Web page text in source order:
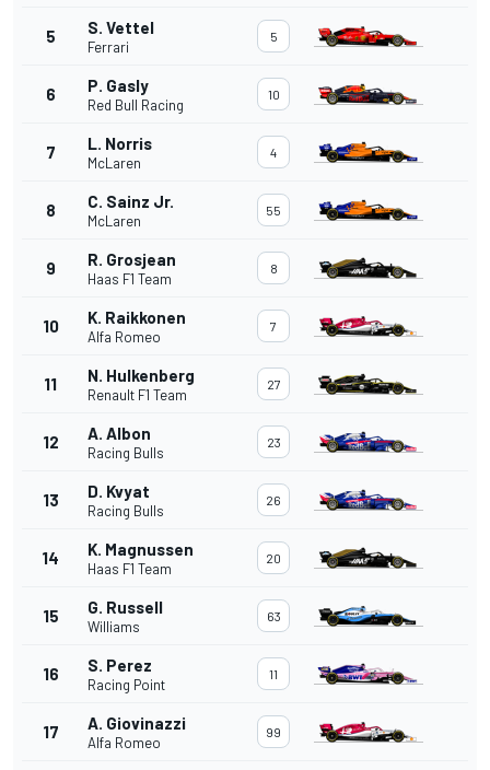
5 S. Vettel
Ferrari
5
6 P. Gasly
Red Bull Racing
10
7 L. Norris
McLaren
4
8 C. Sainz Jr.
McLaren
55
9 R. Grosjean
Haas F1 Team
8
10 K. Raikkonen
Alfa Romeo
7
11 N. Hulkenberg
Renault F1 Team
27
12 A. Albon
Racing Bulls
23
13 D. Kvyat
Racing Bulls
26
14 K. Magnussen
Haas F1 Team
20
15 G. Russell
Williams
63
16 S. Perez
Racing Point
11
17 A. Giovinazzi
Alfa Romeo
99